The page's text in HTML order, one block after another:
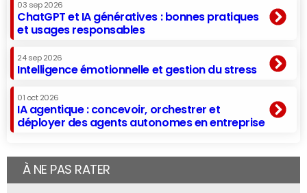
03 sep 2026
ChatGPT et IA génératives : bonnes pratiques
et usages responsables
24 sep 2026
Intelligence émotionnelle et gestion du stress
01 oct 2026
IA agentique : concevoir, orchestrer et
déployer des agents autonomes en entreprise
À NE PAS RATER